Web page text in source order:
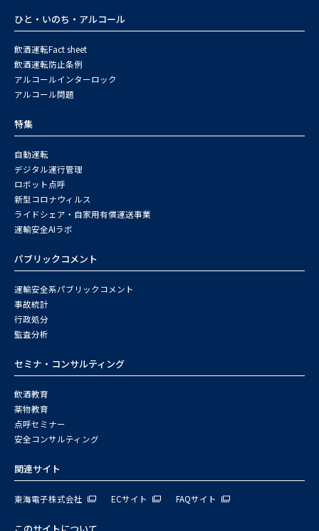
ひと・いのち・アルコール
飲酒運転Fact sheet
飲酒運転防止条例
アルコールインターロック
アルコール問題
特集
自動運転
デジタル運行管理
ロボット点呼
新型コロナウィルス
ライドシェア・自家用有償運送事業
運輸安全AIラボ
パブリックコメント
運輸安全系パブリックコメント
事故統計
行政処分
監査分析
セミナ・コンサルティング
飲酒教育
薬物教育
点呼セミナー
安全コンサルティング
関連サイト
東海電子株式会社 ECサイト FAQサイト